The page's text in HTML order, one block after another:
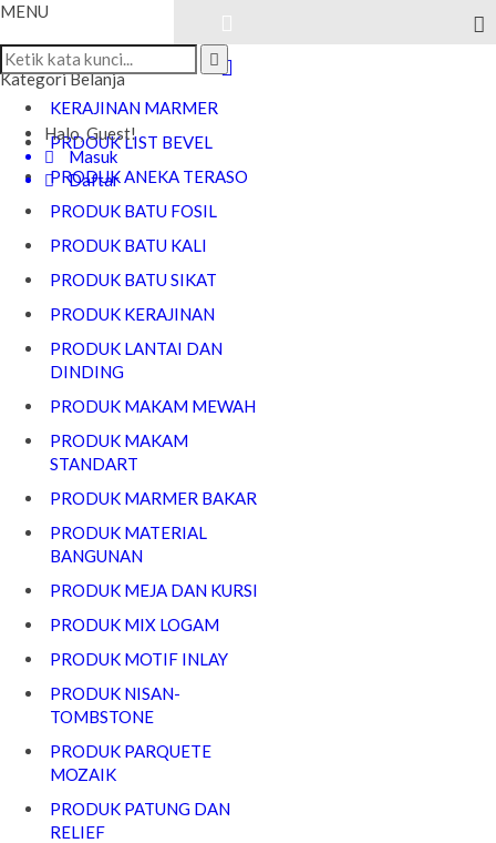
MENU
Kategori Belanja
KERAJINAN MARMER
PRDOUK LIST BEVEL
PRODUK ANEKA TERASO
PRODUK BATU FOSIL
PRODUK BATU KALI
PRODUK BATU SIKAT
PRODUK KERAJINAN
PRODUK LANTAI DAN
DINDING
PRODUK MAKAM MEWAH
PRODUK MAKAM
STANDART
PRODUK MARMER BAKAR
PRODUK MATERIAL
BANGUNAN
PRODUK MEJA DAN KURSI
PRODUK MIX LOGAM
PRODUK MOTIF INLAY
PRODUK NISAN-
TOMBSTONE
PRODUK PARQUETE
MOZAIK
PRODUK PATUNG DAN
RELIEF
Halo, Guest!
Masuk
Daftar